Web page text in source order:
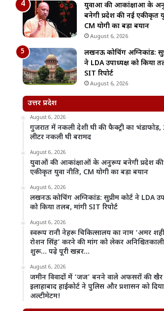
युवाओं की आकांक्षाओं के
बनेगी प्रदेश की नई एकीकृत
CM योगी का बड़ा बयान
August 6, 2026
लखनऊ कोचिंग अग्निकांड:
ने LDA उपाध्यक्ष को किया
SIT रिपोर्ट
August 6, 2026
उत्तर प्रदेश
August 6, 2026
गुजरात में नकली देशी घी की फैक्ट्री का भंडाफोड़,
लीटर नकली घी बरामद
August 6, 2026
युवाओं की आकांक्षाओं के अनुरूप बनेगी प्रदेश
एकीकृत युवा नीति, CM योगी का बड़ा बयान
August 6, 2026
लखनऊ कोचिंग अग्निकांड: सुप्रीम कोर्ट ने LDA
को किया तलब, मांगी SIT रिपोर्ट
August 6, 2026
स्वरूप रानी नेहरू चिकित्सालय का नाम ‘अमर
रोशन सिंह’ करने की मांग को लेकर
शुरू… पढ़े पूरी खब़र…
August 6, 2026
जमीन विवादों में ‘जज’ बनने वाले अफसरों की खैर
इलाहाबाद हाईकोर्ट ने पुलिस और प्रशासन को
अल्टीमेटम!